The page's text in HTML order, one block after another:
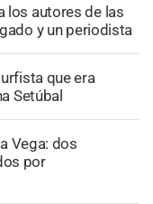
los autores de las
y un periodista
que era
Setúbal
Vega: dos
por